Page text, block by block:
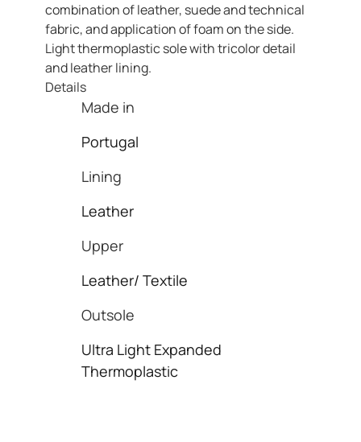
combination of leather, suede and technical
fabric, and application of foam on the side.
Light thermoplastic sole with tricolor detail
and leather lining.
Details
Made in
Portugal
Lining
Leather
Upper
Leather/ Textile
Outsole
Ultra Light Expanded
Thermoplastic